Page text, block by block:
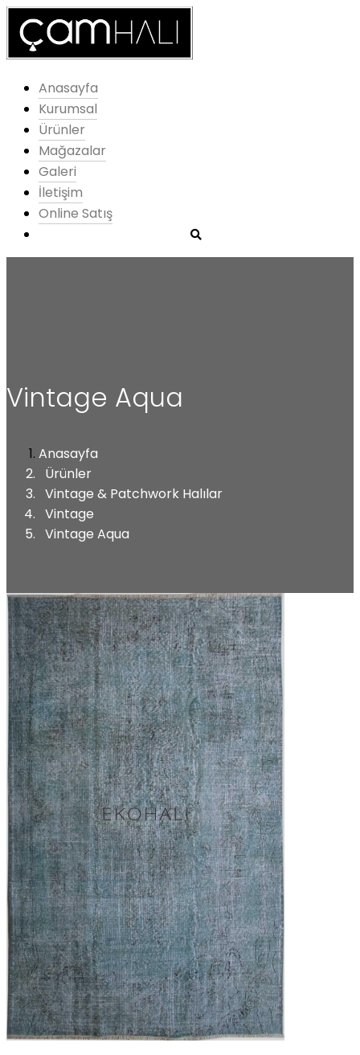
Anasayfa
Kurumsal
Ürünler
Mağazalar
Galeri
İletişim
Online Satış
Vintage Aqua
Anasayfa
Ürünler
Vintage & Patchwork Halılar
Vintage
Vintage Aqua